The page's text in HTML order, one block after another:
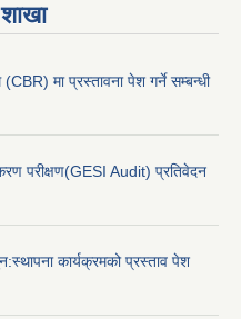
मा प्रस्तावना पेश गर्ने सम्बन्धी
परीक्षण(GESI Audit) प्रतिवेदन
कार्यक्रमको प्रस्ताव पेश